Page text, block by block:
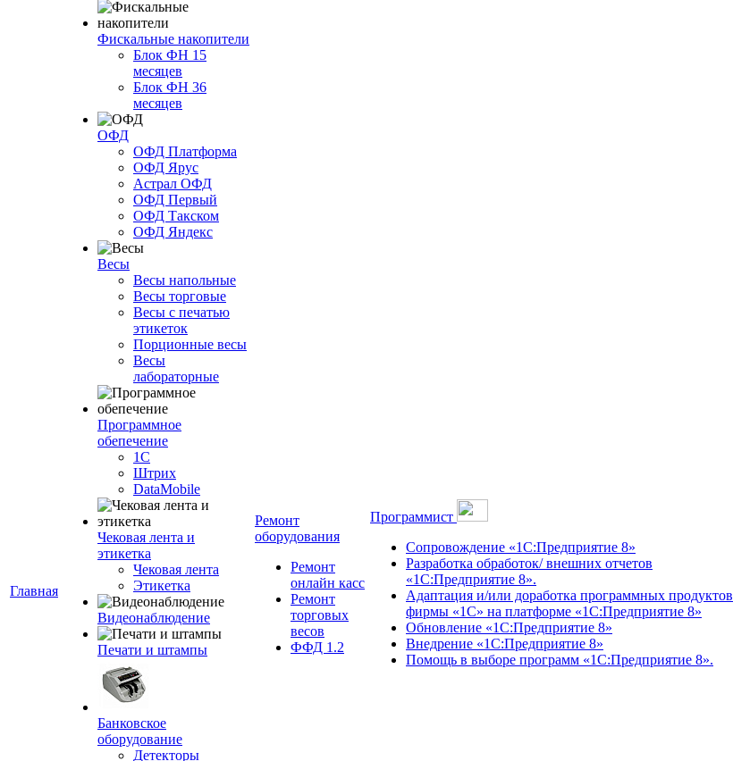
Главная
Фискальные накопители
Блок ФН 15
месяцев
Блок ФН 36
месяцев
ОФД
ОФД Платформа
ОФД Ярус
Астрал ОФД
ОФД Первый
ОФД Такском
ОФД Яндекс
Весы
Весы напольные
Весы торговые
Весы с печатью
этикеток
Порционные весы
Весы
лабораторные
Программное
обепечение
1С
Штрих
DataMobile
Чековая лента и
этикетка
Чековая лента
Этикетка
Видеонаблюдение
Печати и штампы
Банковское
оборудование
Детекторы
Ремонт
оборудования
Ремонт
онлайн касс
Ремонт
торговых
весов
ФФД 1.2
Программист
Сопровождение «1С:Предприятие 8»
Разработка обработок/ внешних отчетов
«1С:Предприятие 8».
Адаптация и/или доработка программных продуктов
фирмы «1С» на платформе «1С:Предприятие 8»
Обновление «1С:Предприятие 8»
Внедрение «1С:Предприятие 8»
Помощь в выборе программ «1С:Предприятие 8».